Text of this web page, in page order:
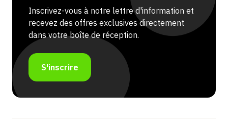
Inscrivez-vous à notre lettre d'information et
recevez des offres exclusives directement
dans votre boîte de réception.
S'inscrire